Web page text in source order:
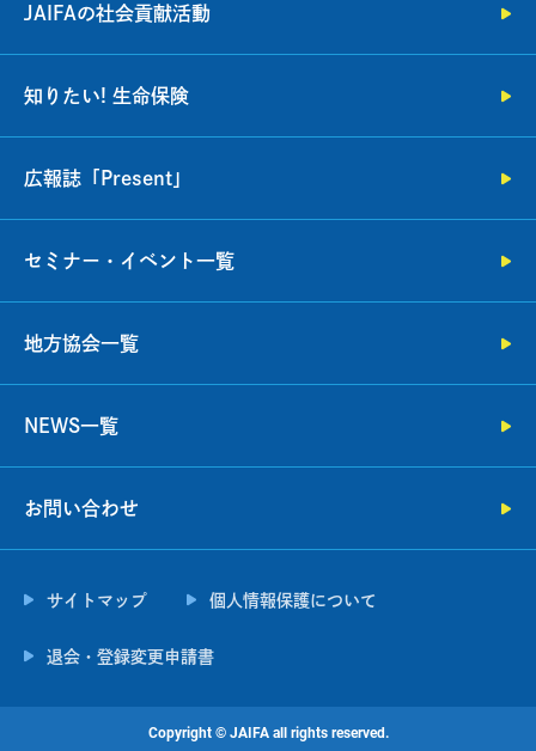
JAIFAの社会貢献活動
知りたい! 生命保険
広報誌「Present」
セミナー・イベント一覧
地方協会一覧
NEWS一覧
お問い合わせ
サイトマップ 個人情報保護について
退会・登録変更申請書
Copyright ©︎ JAIFA all rights reserved.